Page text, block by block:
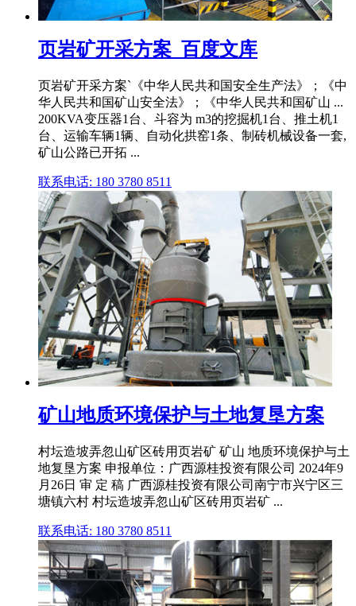
页岩矿开采方案_百度文库
页岩矿开采方案`《中华人民共和国安全生产法》；《中
华人民共和国矿山安全法》；《中华人民共和国矿山 ...
200KVA变压器1台、斗容为 m3的挖掘机1台、推土机1
台、运输车辆1辆、自动化拱窑1条、制砖机械设备一套,
矿山公路已开拓 ...
联系电话: 180 3780 8511
矿山地质环境保护与土地复垦方案
村坛造坡弄忽山矿区砖用页岩矿 矿山 地质环境保护与土
地复垦方案 申报单位：广西源桂投资有限公司 2024年9
月26日 审 定 稿 广西源桂投资有限公司南宁市兴宁区三
塘镇六村 村坛造坡弄忽山矿区砖用页岩矿 ...
联系电话: 180 3780 8511